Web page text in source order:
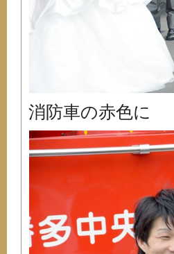
消防車の赤色に